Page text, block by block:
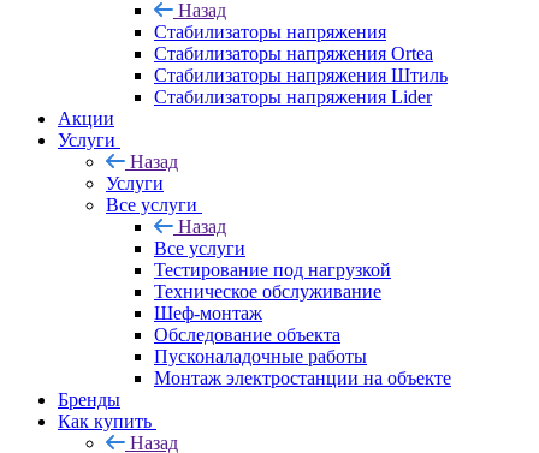
Назад
Стабилизаторы напряжения
Стабилизаторы напряжения Ortea
Стабилизаторы напряжения Штиль
Стабилизаторы напряжения Lider
Акции
Услуги
Назад
Услуги
Все услуги
Назад
Все услуги
Тестирование под нагрузкой
Техническое обслуживание
Шеф-монтаж
Обследование объекта
Пусконаладочные работы
Монтаж электростанции на объекте
Бренды
Как купить
Назад